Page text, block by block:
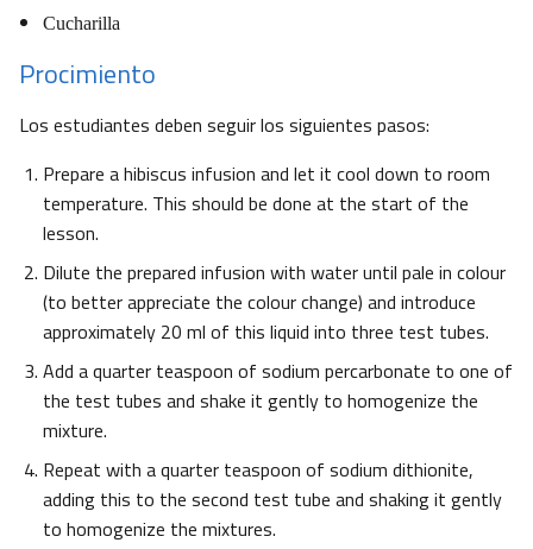
Cucharilla
Procimiento
Los estudiantes deben seguir los siguientes pasos:
Prepare a hibiscus infusion and let it cool down to room
temperature. This should be done at the start of the
lesson.
Dilute the prepared infusion with water until pale in colour
(to better appreciate the colour change) and introduce
approximately 20 ml of this liquid into three test tubes.
Add a quarter teaspoon of sodium percarbonate to one of
the test tubes and shake it gently to homogenize the
mixture.
Repeat with a quarter teaspoon of sodium dithionite,
adding this to the second test tube and shaking it gently
to homogenize the mixtures.